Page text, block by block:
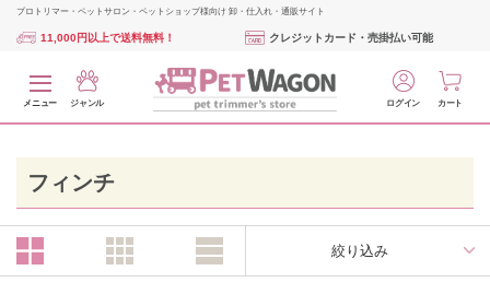
プロトリマー・ペットサロン・ペットショップ様向け 卸・仕入れ・通販サイト
11,000円以上で送料無料！ クレジットカード・売掛払い可能
メニュー ジャンル ログイン カート
フィンチ
絞り込み